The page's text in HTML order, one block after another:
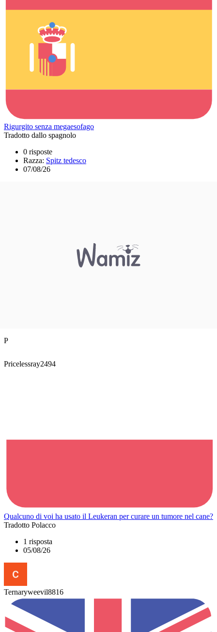
Rigurgito senza megaesofago
Tradotto dallo spagnolo
0 risposte
Razza: Spitz tedesco
07/08/26
P
Pricelessray2494
Qualcuno di voi ha usato il Leukeran per curare un tumore nel cane?
Tradotto Polacco
1 risposta
05/08/26
Ternaryweevil8816